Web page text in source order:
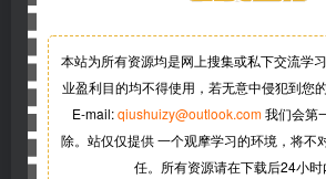
本站为所有资源均是网上搜集或私下交流学
业盈利目的均不得使用，若无意中侵犯到您
E-mail:qiushuizy@outlook.com我们会第
除。站仅仅提供 一个观摩学习的环境，将不
任。所有资源请在下载后24小